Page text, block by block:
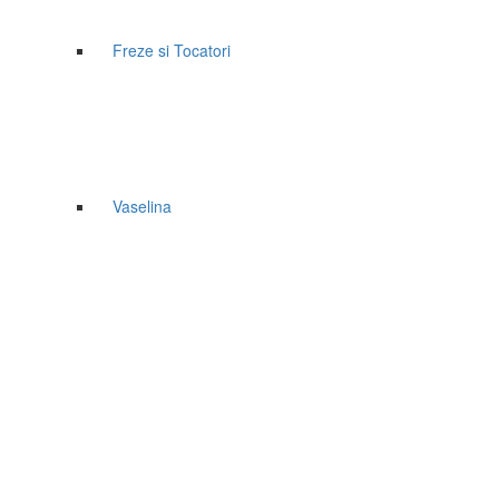
Freze si Tocatori
Vaselina